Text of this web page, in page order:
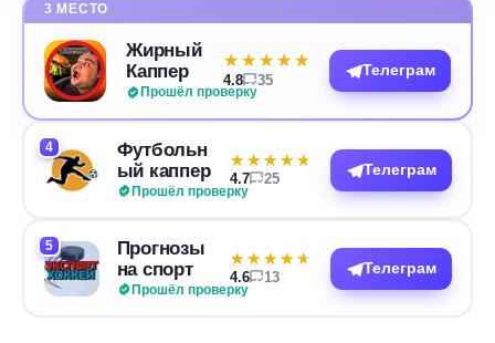
3 МЕСТО
Жирный
Каппер
Прошёл проверку
★★★★★
★★★★★
4.8 35
Телеграм
4
Футбольн
ый каппер
Прошёл проверку
★★★★★
★★★★★
4.7 25
Телеграм
5
Прогнозы
на спорт
Прошёл проверку
★★★★★
★★★★★
4.6 13
Телеграм